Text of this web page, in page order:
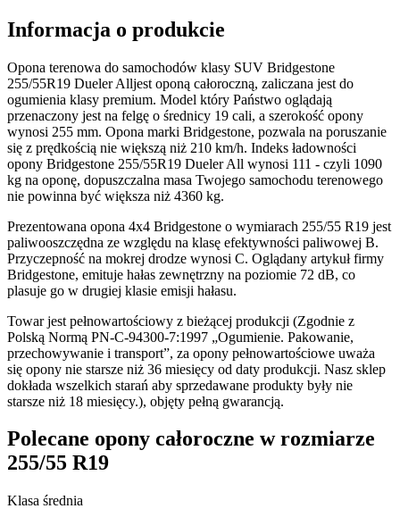
Informacja o produkcie
Opona terenowa do samochodów klasy SUV Bridgestone
255/55R19 Dueler Alljest oponą całoroczną, zaliczana jest do
ogumienia klasy premium. Model który Państwo oglądają
przenaczony jest na felgę o średnicy 19 cali, a szerokość opony
wynosi 255 mm. Opona marki Bridgestone, pozwala na poruszanie
się z prędkością nie większą niż 210 km/h. Indeks ładowności
opony Bridgestone 255/55R19 Dueler All wynosi 111 - czyli 1090
kg na oponę, dopuszczalna masa Twojego samochodu terenowego
nie powinna być większa niż 4360 kg.
Prezentowana opona 4x4 Bridgestone o wymiarach 255/55 R19 jest
paliwooszczędna ze względu na klasę efektywności paliwowej B.
Przyczepność na mokrej drodze wynosi C. Oglądany artykuł firmy
Bridgestone, emituje hałas zewnętrzny na poziomie 72 dB, co
plasuje go w drugiej klasie emisji hałasu.
Towar jest pełnowartościowy z bieżącej produkcji (Zgodnie z
Polską Normą PN-C-94300-7:1997 „Ogumienie. Pakowanie,
przechowywanie i transport”, za opony pełnowartościowe uważa
się opony nie starsze niż 36 miesięcy od daty produkcji. Nasz sklep
dokłada wszelkich starań aby sprzedawane produkty były nie
starsze niż 18 miesięcy.), objęty pełną gwarancją.
Polecane opony całoroczne w rozmiarze
255/55 R19
Klasa średnia